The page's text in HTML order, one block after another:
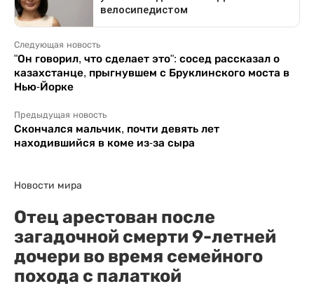
Следующая новость
"Он говорил, что сделает это": сосед рассказал о
казахстанце, прыгнувшем с Бруклинского моста в
Нью-Йорке
Предыдущая новость
Скончался мальчик, почти девять лет
находившийся в коме из-за сыра
Новости мира
Отец арестован после
загадочной смерти 9-летней
дочери во время семейного
похода с палаткой